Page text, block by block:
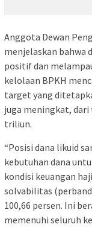
Anggota Dewan
menjelaskan bahwa
positif dan
kelolaan BPKH
target yang
juga meningkat,
triliun.
“Posisi dana likuid
kebutuhan dana
kondisi keuangan
solvabilitas
100,66 persen. Ini
memenuhi seluruh